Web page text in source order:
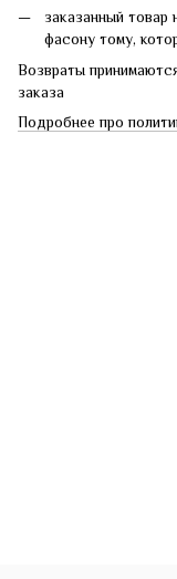
заказанный товар
фасону тому,
Возвраты
заказа
Подробнее про